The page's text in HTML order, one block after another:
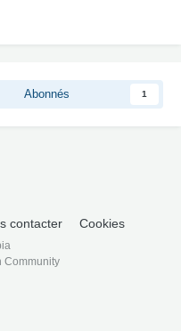
Abonnés 1
contacter Cookies
Community